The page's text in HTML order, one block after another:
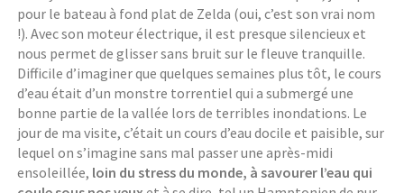
pour le bateau à fond plat de Zelda (oui, c’est son vrai nom
!). Avec son moteur électrique, il est presque silencieux et
nous permet de glisser sans bruit sur le fleuve tranquille.
Difficile d’imaginer que quelques semaines plus tôt, le cours
d’eau était d’un monstre torrentiel qui a submergé une
bonne partie de la vallée lors de terribles inondations. Le
jour de ma visite, c’était un cours d’eau docile et paisible, sur
lequel on s’imagine sans mal passer une après-midi
ensoleillée, loin du stress du monde, à savourer l’eau qui